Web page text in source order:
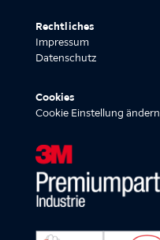
Rechtliches
Impressum
Datenschutz
Cookies
Cookie Einstellung ändern